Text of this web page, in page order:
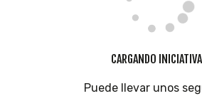
CARGANDO
Puede llevar unos